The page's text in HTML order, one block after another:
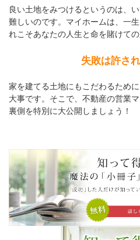
良い土地をみつけるというのは、
難しいのです。マイホームは、一
れこそあなたの人生と命を賭けての
失敗は許さ
家を建てる土地にもこだわるため
大事です。そこで、不動産の営業
裏側を特別に大公開しましょう！